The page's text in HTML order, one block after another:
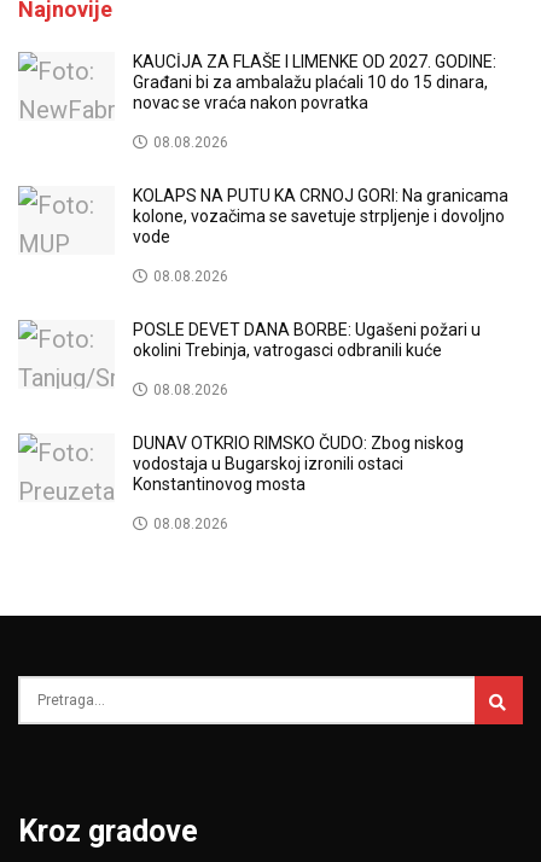
Najnovije
KAUCİJA ZA FLAŠE I LIMENKE OD 2027. GODINE:
Građani bi za ambalažu plaćali 10 do 15 dinara,
novac se vraća nakon povratka
08.08.2026
KOLAPS NA PUTU KA CRNOJ GORI: Na granicama
kolone, vozačima se savetuje strpljenje i dovoljno
vode
08.08.2026
POSLE DEVET DANA BORBE: Ugašeni požari u
okolini Trebinja, vatrogasci odbranili kuće
08.08.2026
DUNAV OTKRIO RIMSKO ČUDO: Zbog niskog
vodostaja u Bugarskoj izronili ostaci
Konstantinovog mosta
08.08.2026
Kroz gradove